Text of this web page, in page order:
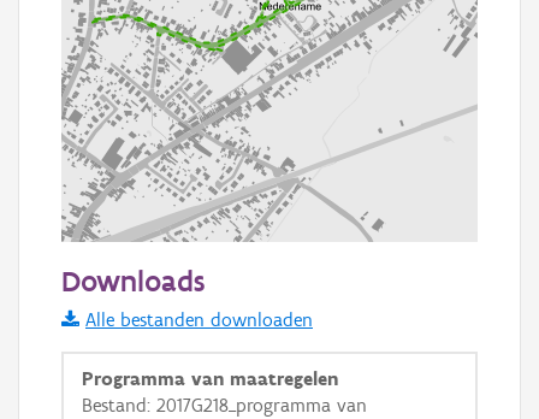
Informatie Vlaanderen
i
Downloads
Alle bestanden downloaden
Programma van maatregelen
Bestand: 2017G218_programma van